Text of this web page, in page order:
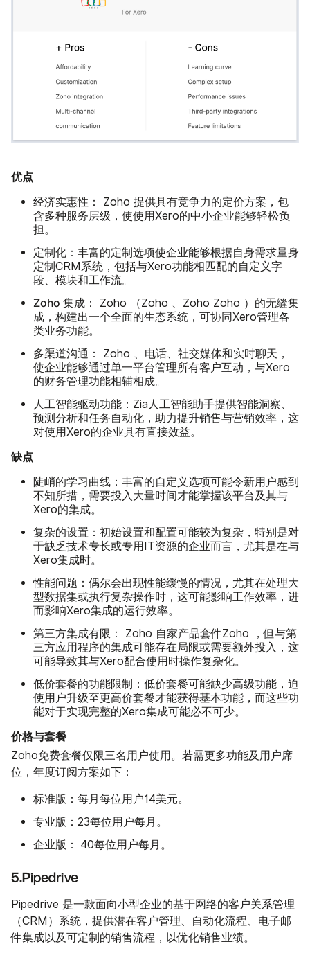
优点
经济实惠性：
Zoho 提供具有竞争力的定价方案，包
含多种服务层级，使使用Xero的中小企业能够轻松负
担。
定制化： 丰富的定制选项使企业能够根据自身需求量身
定制CRM系统，包括与Xero功能相匹配的自定义字
段、模块和工作流。
Zoho 集成：
Zoho （Zoho 、Zoho Zoho ）的无缝集
成，构建出一个全面的生态系统，可协同Xero管理各
类业务功能。
多渠道沟通：
Zoho 、电话、社交媒体和实时聊天，
使企业能够通过单一平台管理所有客户互动，与Xero
的财务管理功能相辅相成。
人工智能驱动功能： Zia人工智能助手提供智能洞察、
预测分析和任务自动化，助力提升销售与营销效率，这
对使用Xero的企业具有直接效益。
缺点
陡峭的学习曲线： 丰富的自定义选项可能令新用户感到
不知所措，需要投入大量时间才能掌握该平台及其与
Xero的集成。
复杂的设置： 初始设置和配置可能较为复杂，特别是对
于缺乏技术专长或专用IT资源的企业而言，尤其是在与
Xero集成时。
性能问题： 偶尔会出现性能缓慢的情况，尤其在处理大
型数据集或执行复杂操作时，这可能影响工作效率，进
而影响Xero集成的运行效率。
第三方集成有限：
Zoho 自家产品套件Zoho ，但与第
三方应用程序的集成可能存在局限或需要额外投入，这
可能导致其与Xero配合使用时操作复杂化。
低价套餐的功能限制： 低价套餐可能缺少高级功能，迫
使用户升级至更高价套餐才能获得基本功能，而这些功
能对于实现完整的Xero集成可能必不可少。
价格与套餐
Zoho免费套餐仅限三名用户使用。若需更多功能及用户席
位，年度订阅方案如下：
标准版： 每月每位用户14美元。
专业版： 23每位用户每月。
企业版： 40每位用户每月。
5.Pipedrive
Pipedrive 是一款面向小型企业的基于网络的客户关系管理
（CRM）系统，提供潜在客户管理、自动化流程、电子邮
件集成以及可定制的销售流程，以优化销售业绩。